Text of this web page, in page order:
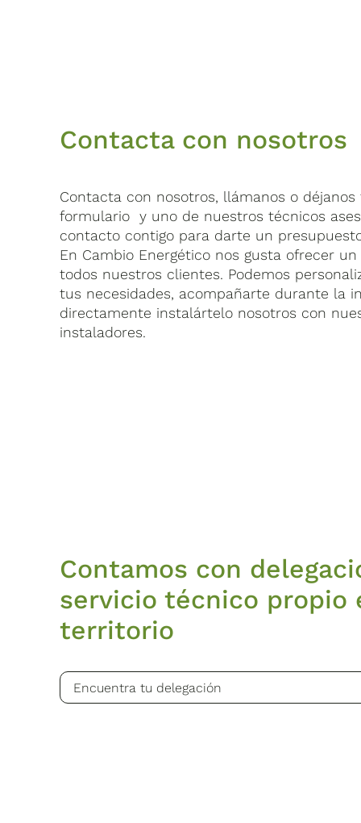
Contacta con nosotros
Contacta con nosotros, llámanos o
formulario y uno de nuestros técnicos
contacto contigo para darte un
En Cambio Energético nos gusta ofrecer
todos nuestros clientes. Podemos
tus necesidades, acompañarte durante la
directamente instalártelo nosotros con
instaladores.
Contamos con
servicio técnico propio
territorio